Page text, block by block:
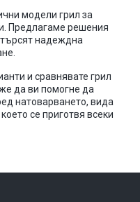
модели грил за
Предлагаме решения
надеждна
и сравнявате грил
да ви помогне да
натоварването, вида
се приготвя всеки